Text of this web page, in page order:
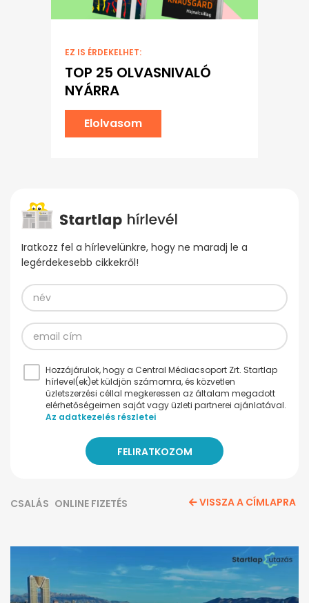
EZ IS ÉRDEKELHET:
TOP 25 OLVASNIVALÓ
NYÁRRA
Elolvasom
Iratkozz fel a hírlevelünkre, hogy ne maradj le a
legérdekesebb cikkekről!
Hozzájárulok, hogy a Central Médiacsoport Zrt. Startlap
hírlevel(ek)et küldjön számomra, és közvetlen
üzletszerzési céllal megkeressen az általam megadott
elérhetőségeimen saját vagy üzleti partnerei ajánlatával.
Az adatkezelés részletei
CSALÁS ONLINE FIZETÉS VISSZA A CÍMLAPRA